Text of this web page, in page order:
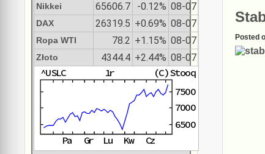
Posted
Nikkei 65606.7 -0.12% 08-07
DAX 26319.5 +0.69% 08-07
Ropa WTI 78.2 +1.15% 08-07
Złoto 4344.4 +2.44% 08-07